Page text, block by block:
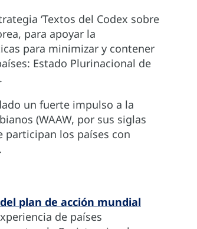
‘Textos del Codex sobre
para apoyar la
para minimizar y contener
Estado Plurinacional de
un fuerte impulso a la
(WAAW, por sus siglas
participan los países con
plan de acción mundial
de países